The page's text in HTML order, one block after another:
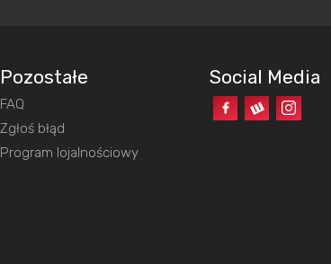
Pozostałe
FAQ
Zgłoś błąd
Program lojalnościowy
Social Media